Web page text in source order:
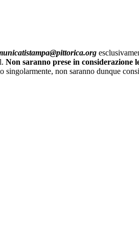
Non saranno prese in considerazione
singolarmente, non saranno dunque